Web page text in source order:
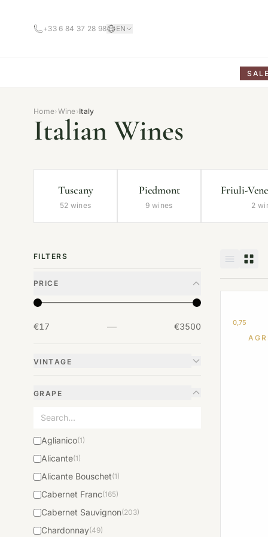
+33 6 84 37 28 98 EN
Home›Wine›Italy
Italian Wines
Tuscany
52 wines
Piedmont
9 wines
Friuli-
2
FILTERS
PRICE
€17 — €3500
VINTAGE
GRAPE
Aglianico(1)
Alicante(1)
Alicante Bouschet(1)
Cabernet Franc(165)
Cabernet Sauvignon(203)
Chardonnay(49)
0,75